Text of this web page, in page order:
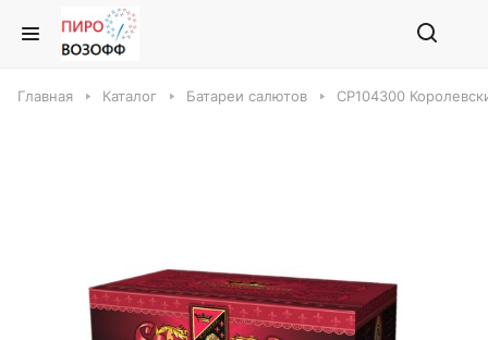
Главная Каталог Батареи салютов СР104300